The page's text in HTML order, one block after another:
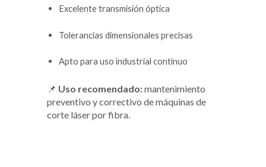
Excelente transmisión óptica
Tolerancias dimensionales precisas
Apto para uso industrial continuo
📌 Uso recomendado:mantenimiento
preventivo y correctivo de máquinas de
corte láser por fibra.